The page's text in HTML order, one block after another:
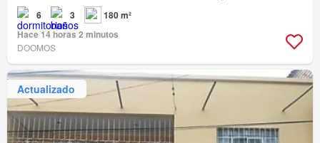
6 3
180 m²
Hace 14 horas 2 minutos
DOOMOS
Actualizado